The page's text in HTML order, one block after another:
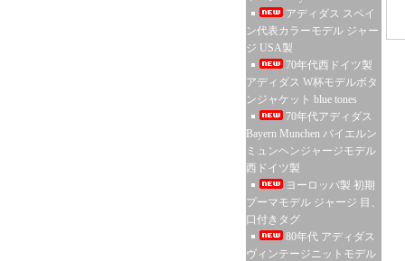
アディダス スペイ
ン代表カラーモデル ジャー
ジ USA製
70年代西ドイツ製
アディダス W杯モデルボタ
ンジャケット blue tones
70年代アディダス
Bayern Munchen バイエルン
ミュンヘンジャージモデル
西ドイツ製
ヨーロッパ製 初期
プーマモデル ジャージ 目、
口付きタグ
80年代 アディダス
ヴィンテージニットモデル